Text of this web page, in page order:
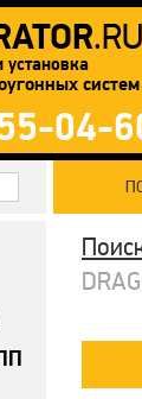
.RU
систем
04-